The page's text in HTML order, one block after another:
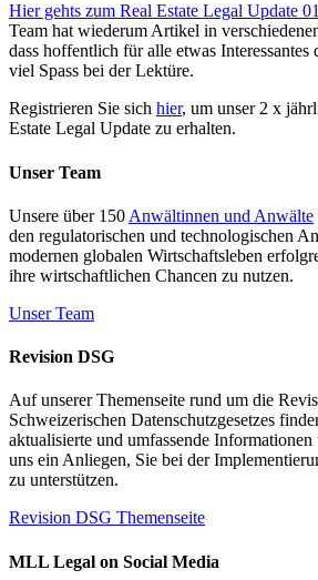
Hier gehts zum Real Estate Legal Update
Team hat wiederum Artikel in
dass hoffentlich für alle etwas Interessantes
viel Spass bei der Lektüre.
Registrieren Sie sich hier, um unser 2 x
Estate Legal Update zu erhalten.
Unser Team
Unsere über 150 Anwältinnen und Anwälte
den regulatorischen und technologischen
modernen globalen Wirtschaftsleben
ihre wirtschaftlichen Chancen zu nutzen.
Unser Team
Revision DSG
Auf unserer Themenseite rund um die
Schweizerischen Datenschutzgesetzes
aktualisierte und umfassende
uns ein Anliegen, Sie bei der
zu unterstützen.
Revision DSG Themenseite
MLL Legal on Social Media